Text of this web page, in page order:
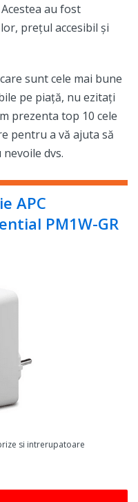
au fost
prețul accesibil și
sunt cele mai bune
pe piață, nu ezitați
prezenta top 10 cele
pentru a vă ajuta să
dvs.
APC
PM1W-GR
si intrerupatoare